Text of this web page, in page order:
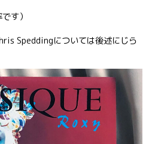
す）
Speddingについては後述にじら